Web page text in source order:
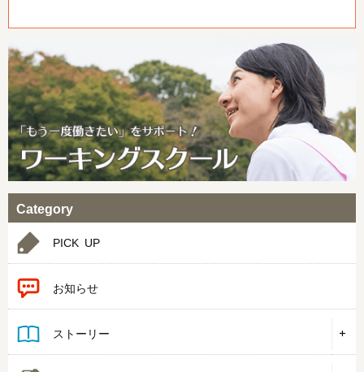
Category
PICK UP
お知らせ
ストーリー